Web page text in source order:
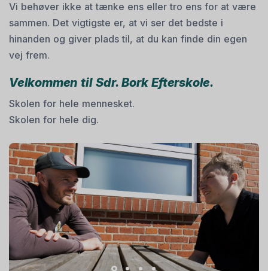
Vi behøver ikke at tænke ens eller tro ens for at være
sammen. Det vigtigste er, at vi ser det bedste i
hinanden og giver plads til, at du kan finde din egen
vej frem.
Velkommen til Sdr. Bork Efterskole.
Skolen for hele mennesket.
Skolen for hele dig.